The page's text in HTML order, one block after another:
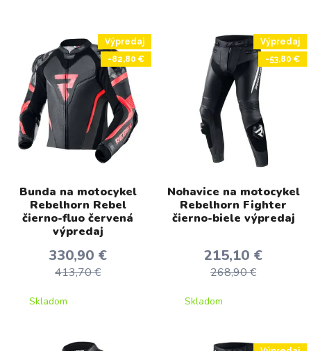
Výpredaj
-82,80 €
Bunda na motocykel
Rebelhorn Rebel
čierno-fluo červená
výpredaj
330,90 €
413,70 €
Skladom
Výpredaj
-53,80 €
Nohavice na motocykel
Rebelhorn Fighter
čierno-biele výpredaj
215,10 €
268,90 €
Skladom